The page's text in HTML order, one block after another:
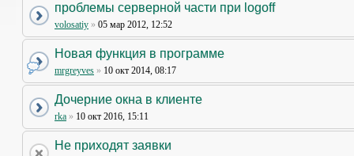
проблемы серверной части при logoff
volosatiy » 05 мар 2012, 12:52
Новая функция в программе
mrgreyves » 10 окт 2014, 08:17
Дочерние окна в клиенте
rka » 10 окт 2016, 15:11
Не приходят заявки